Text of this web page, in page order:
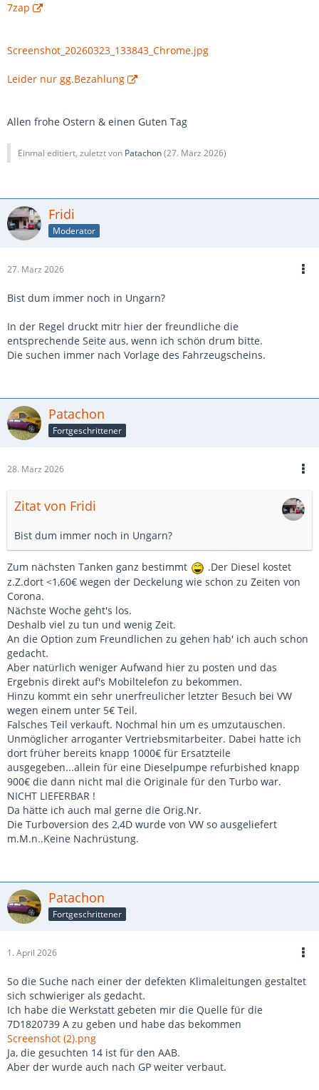
7zap
Screenshot_20260323_133843_Chrome.jpg
Leider nur gg.Bezahlung
Allen frohe Ostern & einen Guten Tag
Einmal editiert, zuletzt von Patachon(27. März 2026)
Fridi
Moderator
27. März 2026
Bist dum immer noch in Ungarn?
In der Regel druckt mitr hier der freundliche die
entsprechende Seite aus, wenn ich schön drum bitte.
Die suchen immer nach Vorlage des Fahrzeugscheins.
Patachon
Fortgeschrittener
28. März 2026
Zitat von Fridi
Bist dum immer noch in Ungarn?
Zum nächsten Tanken ganz bestimmt
.Der Diesel kostet
z.Z.dort <1,60€ wegen der Deckelung wie schon zu Zeiten von
Corona.
Nächste Woche geht's los.
Deshalb viel zu tun und wenig Zeit.
An die Option zum Freundlichen zu gehen hab' ich auch schon
gedacht.
Aber natürlich weniger Aufwand hier zu posten und das
Ergebnis direkt auf's Mobiltelefon zu bekommen.
Hinzu kommt ein sehr unerfreulicher letzter Besuch bei VW
wegen einem unter 5€ Teil.
Falsches Teil verkauft. Nochmal hin um es umzutauschen.
Unmöglicher arroganter Vertriebsmitarbeiter. Dabei hatte ich
dort früher bereits knapp 1000€ für Ersatzteile
ausgegeben...allein für eine Dieselpumpe refurbished knapp
900€ die dann nicht mal die Originale für den Turbo war.
NICHT LIEFERBAR !
Da hätte ich auch mal gerne die Orig.Nr.
Die Turboversion des 2,4D wurde von VW so ausgeliefert
m.M.n..Keine Nachrüstung.
Patachon
Fortgeschrittener
1. April 2026
So die Suche nach einer der defekten Klimaleitungen gestaltet
sich schwieriger als gedacht.
Ich habe die Werkstatt gebeten mir die Quelle für die
7D1820739 A zu geben und habe das bekommen
Screenshot (2).png
Ja, die gesuchten 14 ist für den AAB.
Aber der wurde auch nach GP weiter verbaut.